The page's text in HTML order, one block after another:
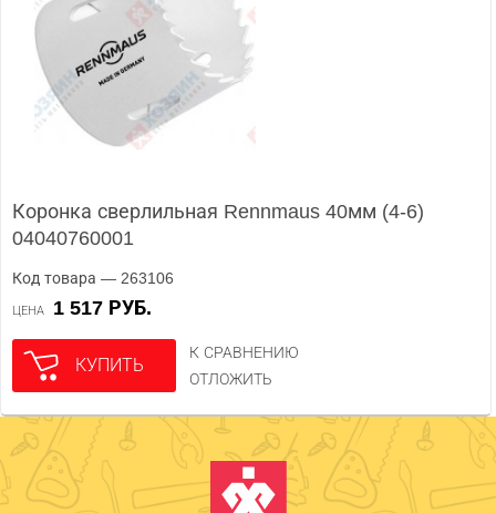
Коронка сверлильная Rennmaus 40мм (4-6)
04040760001
Код товара — 263106
ЦЕНА 1 517 РУБ.
КУПИТЬ
К СРАВНЕНИЮ
ОТЛОЖИТЬ